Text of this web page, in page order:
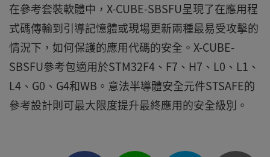
在參考套裝軟體中，X-CUBE-SBSFU呈現了在應用程
式碼傳輸到引導記憶體或現場更新兩種最易受攻擊的
情況下，如何保護的應用代碼的安全。X-CUBE-
SBSFU參考包適用於STM32F4、F7、H7、L0、L1、
L4、G0、G4和WB。意法半導體安全元件STSAFE的
參考設計則可最大限度提升最終應用的安全級別。